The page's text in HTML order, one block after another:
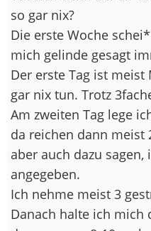
so gar nix?
Die erste Woche
mich gelinde gesagt
Der erste Tag ist
gar nix tun. Trotz
Am zweiten Tag lege
da reichen dann meist
aber auch dazu
angegeben.
Ich nehme meist 3
Danach halte ich mich